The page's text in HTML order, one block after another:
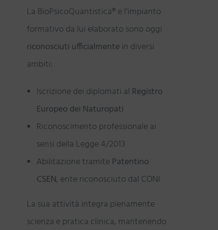
La BioPsicoQuantistica® e l’impianto
formativo da lui elaborato sono oggi
riconosciuti ufficialmente in diversi
ambiti:
Iscrizione dei diplomati al Registro
Europeo dei Naturopati
Riconoscimento professionale ai
sensi della Legge 4/2013
Abilitazione tramite Patentino
CSEN, ente riconosciuto dal CONI
La sua attività integra pienamente
scienza e pratica clinica, mantenendo